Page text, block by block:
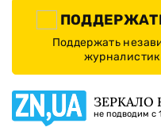
Поддержать
ЗЕРКАЛО
не подводим с